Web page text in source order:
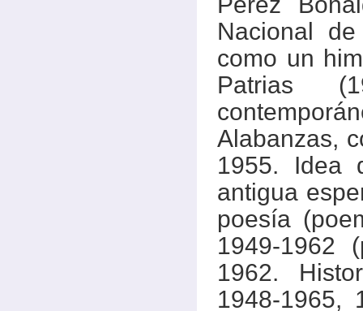
Nacional
como un
Patrias
Alabanzas,
1955. Idea
antigua
poesía
1949-1962
1962.
1948-1965,